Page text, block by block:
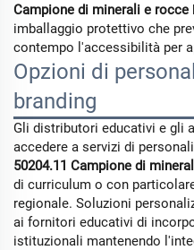
Campione di minerali e rocce
imballaggio protettivo che
contempo l'accessibilità per
Opzioni di
branding
Gli distributori educativi e gli
accedere a servizi di
50204.11 Campione di
di curriculum o con
regionale. Soluzioni
ai fornitori educativi di
istituzionali mantenendo